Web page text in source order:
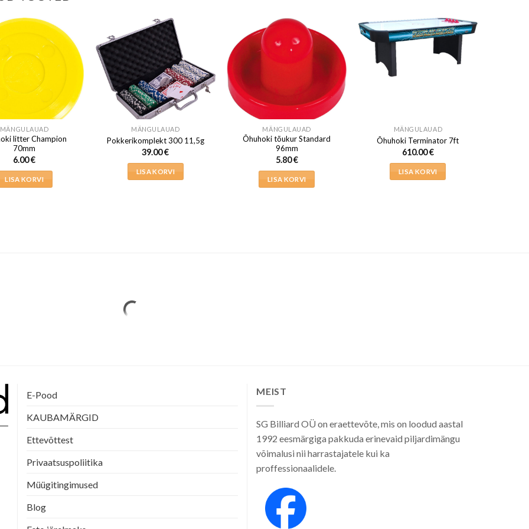
MÄNGULAUAD
litter Champion
70mm
6.00€
LISA KORVI
MÄNGULAUAD
Pokkerikomplekt 300 11,5g
39.00€
LISA KORVI
MÄNGULAUAD
Õhuhoki tõukur Standard
96mm
5.80€
LISA KORVI
MÄNGULAUAD
Õhuhoki Terminator 7ft
610.00€
LISA KORVI
E-Pood
KAUBAMÄRGID
Ettevõttest
Privaatsuspoliitika
Müügitingimused
Blog
MEIST
SG Billiard OÜ on eraettevõte, mis on loodud aastal
1992 eesmärgiga pakkuda erinevaid piljardimängu
võimalusi nii harrastajatele kui ka
proffessionaalidele.